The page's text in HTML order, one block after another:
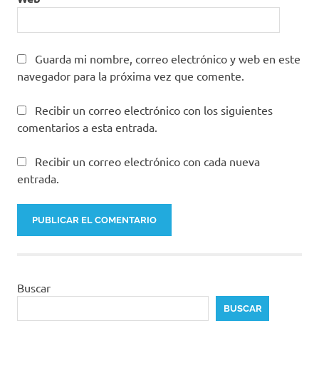
Guarda mi nombre, correo electrónico y web en este
navegador para la próxima vez que comente.
Recibir un correo electrónico con los siguientes
comentarios a esta entrada.
Recibir un correo electrónico con cada nueva
entrada.
Buscar
BUSCAR